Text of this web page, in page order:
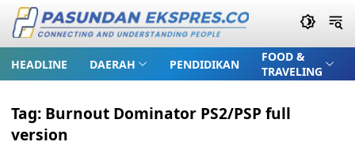
HEADLINE DAERAH PENDIDIKAN
FOOD &
TRAVELING
Tag: Burnout Dominator PS2/PSP full
version